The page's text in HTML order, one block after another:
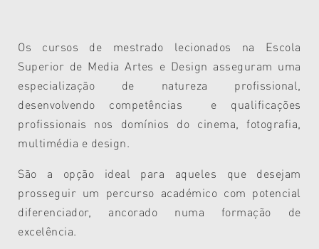
Os cursos de mestrado lecionados na Escola
Superior de Media Artes e Design asseguram uma
especialização de natureza profissional,
desenvolvendo competências e qualificações
profissionais nos domínios do cinema, fotografia,
multimédia e design.
São a opção ideal para aqueles que desejam
prosseguir um percurso académico com potencial
diferenciador, ancorado numa formação de
excelência.